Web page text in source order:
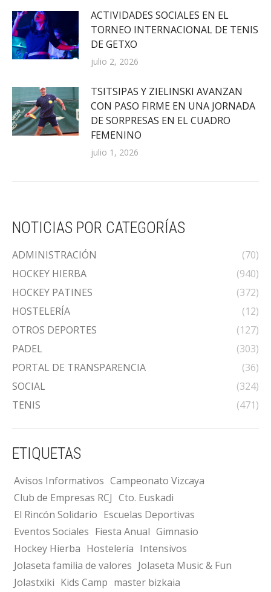
ACTIVIDADES SOCIALES EN EL
TORNEO INTERNACIONAL DE TENIS
DE GETXO
julio 2, 2026
TSITSIPAS Y ZIELINSKI AVANZAN
CON PASO FIRME EN UNA JORNADA
DE SORPRESAS EN EL CUADRO
FEMENINO
julio 1, 2026
NOTICIAS POR CATEGORÍAS
ADMINISTRACIÓN
(70)
HOCKEY HIERBA
(940)
HOCKEY PATINES
(372)
HOSTELERÍA
(12)
OTROS DEPORTES
(127)
PADEL
(303)
PORTAL DE TRANSPARENCIA
(36)
SOCIAL
(324)
TENIS
(471)
ETIQUETAS
Avisos Informativos Campeonato Vizcaya
Club de Empresas RCJ Cto. Euskadi
El Rincón Solidario Escuelas Deportivas
Eventos Sociales Fiesta Anual Gimnasio
Hockey Hierba Hostelería Intensivos
Jolaseta familia de valores Jolaseta Music & Fun
Jolastxiki Kids Camp master bizkaia